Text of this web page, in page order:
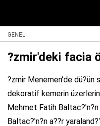
GENEL
?zmir'deki facia
?zmir Menemen'de dü?ün
dekoratif kemerin
Mehmet Fatih
Baltac?'n?n a??r